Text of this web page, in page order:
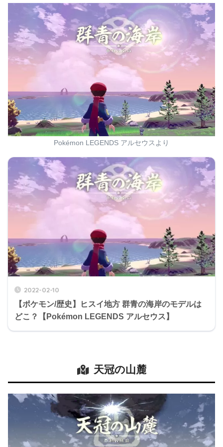
Pokémon LEGENDS アルセウスより
2022-02-10
【ポケモン/歴史】ヒスイ地方 群青の海岸のモデルは
どこ？【Pokémon LEGENDS アルセウス】
天冠の山麓